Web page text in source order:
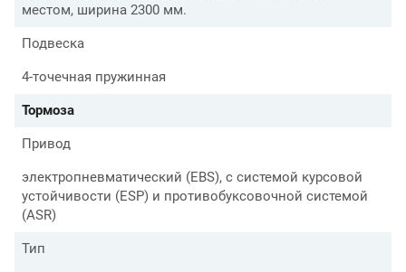
местом, ширина 2300 мм.
Подвеска
4-точечная пружинная
Тормоза
Привод
электропневматический (EBS), с системой курсовой
устойчивости (ESP) и противобуксовочной системой
(ASR)
Тип